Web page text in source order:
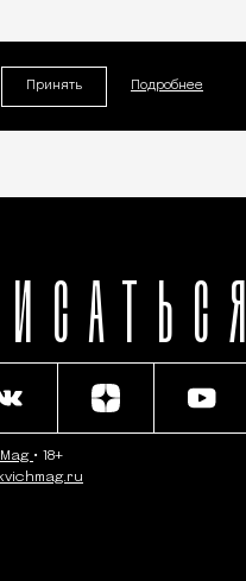
Принять Подробнее
• 18+